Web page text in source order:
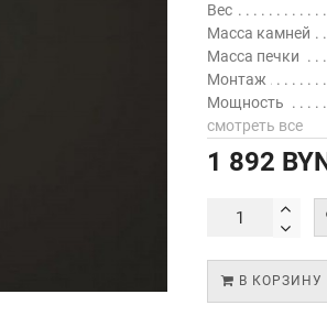
Вес
Масса камней
Масса печки
Монтаж
Мощность
смотреть все
1 892
В КОРЗИНУ